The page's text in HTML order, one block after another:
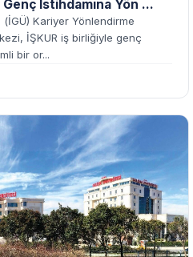
İstihdamına Yön ...
Kariyer Yönlendirme
İŞKUR iş birliğiyle genç
bir or...